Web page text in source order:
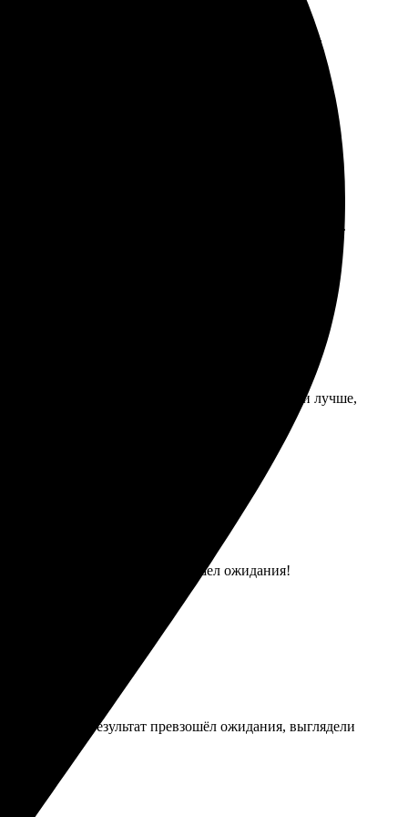
занял меньше часа. Выбор материалов и
уровне. Очередной раз осталась довольна.
Оперативность порадовала, значки были готовы
Доставка прошла без задержек, все пришло целым.
Качество значков просто супер, выглядели лучше,
понятным. Результат превзошел ожидания!
Результат превзошёл ожидания, выглядели